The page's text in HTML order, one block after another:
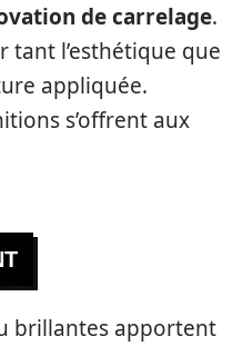
de carrelage.
tant l’esthétique que
appliquée.
s’offrent aux
brillantes apportent